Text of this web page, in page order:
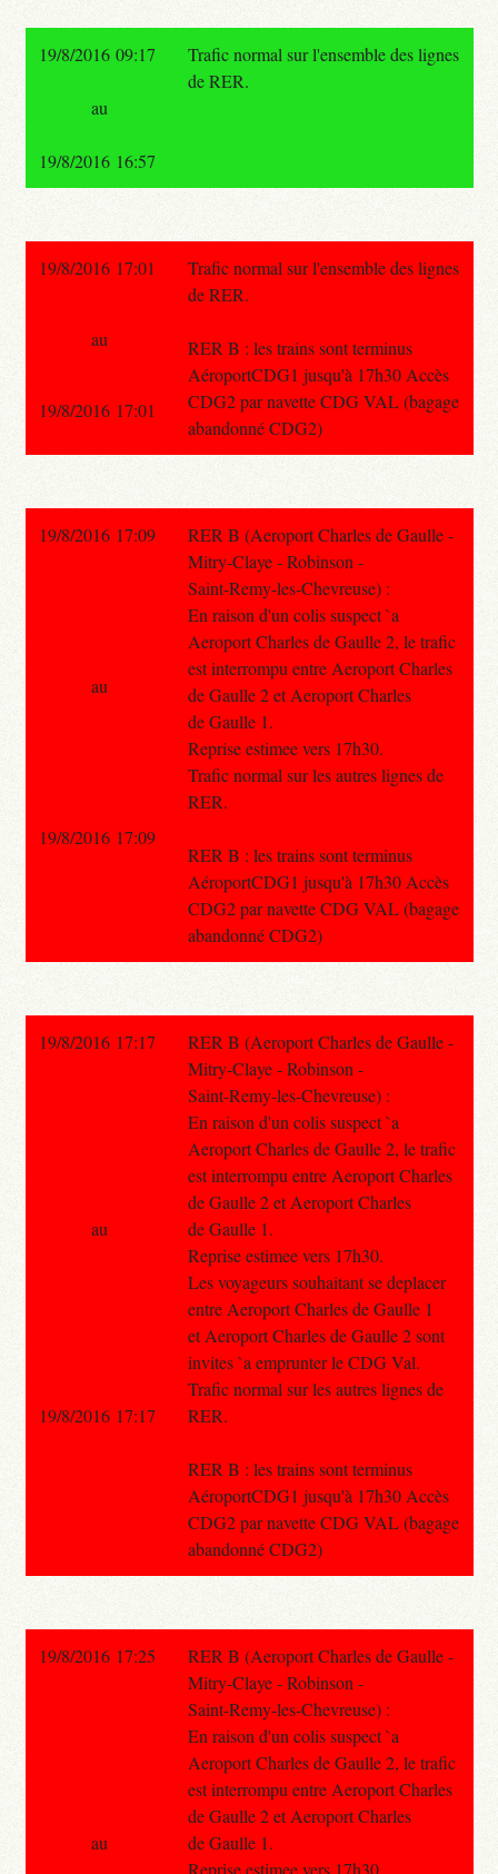
19/8/2016 09:17
Trafic normal sur l'ensemble des lignes
de RER.
au
19/8/2016 16:57
19/8/2016 17:01
Trafic normal sur l'ensemble des lignes
de RER.
RER B : les trains sont terminus
AéroportCDG1 jusqu'à 17h30 Accès
CDG2 par navette CDG VAL (bagage
abandonné CDG2)
au
19/8/2016 17:01
19/8/2016 17:09
RER B (Aeroport Charles de Gaulle -
Mitry-Claye - Robinson -
Saint-Remy-les-Chevreuse) :
En raison d'un colis suspect `a
Aeroport Charles de Gaulle 2, le trafic
est interrompu entre Aeroport Charles
de Gaulle 2 et Aeroport Charles
de Gaulle 1.
Reprise estimee vers 17h30.
Trafic normal sur les autres lignes de
RER.
RER B : les trains sont terminus
AéroportCDG1 jusqu'à 17h30 Accès
CDG2 par navette CDG VAL (bagage
abandonné CDG2)
au
19/8/2016 17:09
19/8/2016 17:17
RER B (Aeroport Charles de Gaulle -
Mitry-Claye - Robinson -
Saint-Remy-les-Chevreuse) :
En raison d'un colis suspect `a
Aeroport Charles de Gaulle 2, le trafic
est interrompu entre Aeroport Charles
de Gaulle 2 et Aeroport Charles
de Gaulle 1.
Reprise estimee vers 17h30.
Les voyageurs souhaitant se deplacer
entre Aeroport Charles de Gaulle 1
et Aeroport Charles de Gaulle 2 sont
invites `a emprunter le CDG Val.
Trafic normal sur les autres lignes de
RER.
RER B : les trains sont terminus
AéroportCDG1 jusqu'à 17h30 Accès
CDG2 par navette CDG VAL (bagage
abandonné CDG2)
au
19/8/2016 17:17
19/8/2016 17:25
RER B (Aeroport Charles de Gaulle -
Mitry-Claye - Robinson -
Saint-Remy-les-Chevreuse) :
En raison d'un colis suspect `a
Aeroport Charles de Gaulle 2, le trafic
est interrompu entre Aeroport Charles
de Gaulle 2 et Aeroport Charles
de Gaulle 1.
Reprise estimee vers 17h30.
au